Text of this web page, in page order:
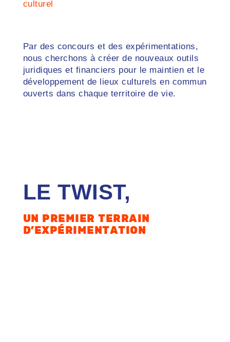
culturel
Par des concours et des expérimentations,
nous cherchons à créer de nouveaux outils
juridiques et financiers pour le maintien et le
développement de lieux culturels en commun
ouverts dans chaque territoire de vie.
LE TWIST,
UN PREMIER TERRAIN
D’EXPÉRIMENTATION